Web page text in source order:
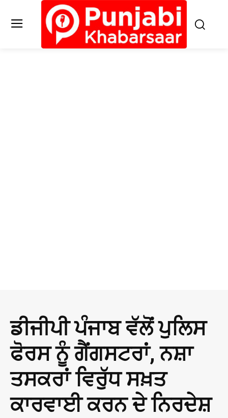
ਡੀਜੀਪੀ ਪੰਜਾਬ ਵੱਲੋਂ ਪੁਲਿਸ
ਫੋਰਸ ਨੂੰ ਗੈਂਗਸਟਰਾਂ, ਨਸ਼ਾ
ਤਸਕਰਾਂ ਵਿਰੁੱਧ ਸਖ਼ਤ
ਕਾਰਵਾਈ ਕਰਨ ਦੇ ਨਿਰਦੇਸ਼